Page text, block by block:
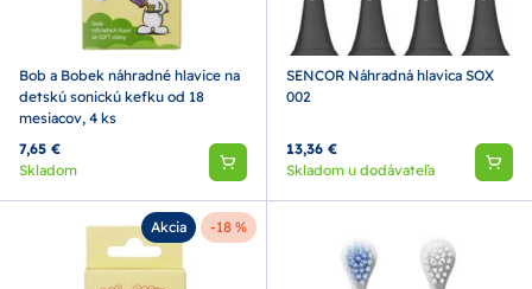
Bob a Bobek náhradné hlavice na
detskú sonickú kefku od 18
mesiacov, 4 ks
7,65 €
Skladom
SENCOR Náhradná hlavica SOX
002
13,36 €
Skladom u dodávateľa
Akcia -18 %